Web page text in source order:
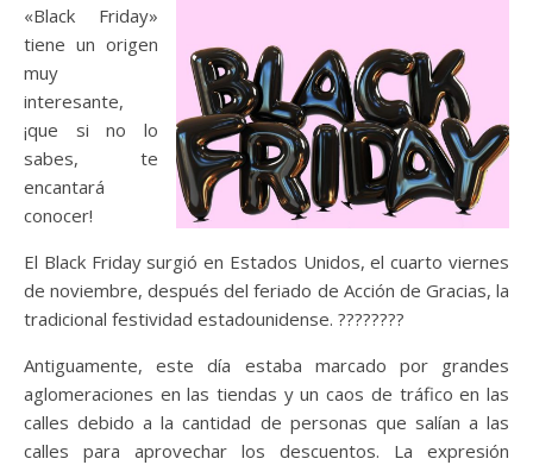
«Black Friday»
tiene un origen
muy
interesante,
¡que si no lo
sabes, te
encantará
conocer!
El Black Friday surgió en Estados Unidos, el cuarto viernes
de noviembre, después del feriado de Acción de Gracias, la
tradicional festividad estadounidense. ????????
Antiguamente, este día estaba marcado por grandes
aglomeraciones en las tiendas y un caos de tráfico en las
calles debido a la cantidad de personas que salían a las
calles para aprovechar los descuentos. La expresión